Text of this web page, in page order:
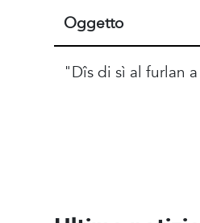
Oggetto
"Dîs di sì al furlan